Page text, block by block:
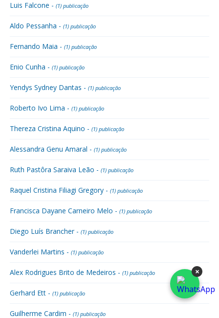
Luis Falcone - (1) publicação
Aldo Pessanha - (1) publicação
Fernando Maia - (1) publicação
Enio Cunha - (1) publicação
Yendys Sydney Dantas - (1) publicação
Roberto Ivo Lima - (1) publicação
Thereza Cristina Aquino - (1) publicação
Alessandra Genu Amaral - (1) publicação
Ruth Pastôra Saraiva Leão - (1) publicação
Raquel Cristina Filiagi Gregory - (1) publicação
Francisca Dayane Carneiro Melo - (1) publicação
Diego Luís Brancher - (1) publicação
Vanderlei Martins - (1) publicação
Alex Rodrigues Brito de Medeiros - (1) publicação
Gerhard Ett - (1) publicação
Guilherme Cardim - (1) publicação
×